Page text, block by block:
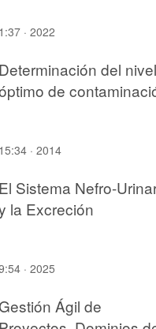
1:37 · 2022
Determinación del nivel
de
15:34 · 2014
El Sistema Nefro-
la Excreción
· 2025
Gestión Ágil de